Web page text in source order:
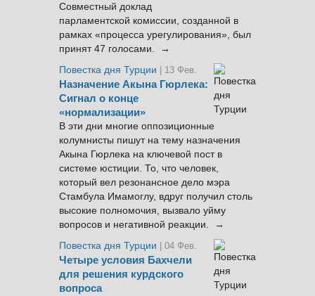
Совместный доклад
парламентской комиссии, созданной в
рамках «процесса урегулирования», был
принят 47 голосами. →
Повестка дня Турции
| 13 Фев.
Назначение Акына Гюрлека:
Сигнал о конце
«нормализации»
В эти дни многие оппозиционные
колумнисты пишут на тему назначения
Акына Гюрлека на ключевой пост в
системе юстиции. То, что человек,
который вел резонансное дело мэра
Стамбула Имамоглу, вдруг получил столь
высокие полномочия, вызвало уйму
вопросов и негативной реакции. →
Повестка дня Турции
| 04 Фев.
Четыре условия Бахчели
для решения курдского
вопроса